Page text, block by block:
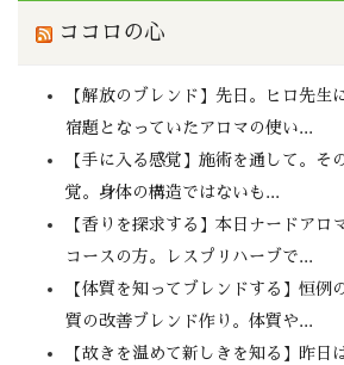
ココロの心
【解放のブレンド】先日。ヒロ先生
宿題となっていたアロマの使い...
【手に入る感覚】施術を通して。そ
覚。身体の構造ではないも...
【香りを探求する】本日ナードアロ
コースの方。レスプリハーブで...
【体質を知ってブレンドする】恒例
質の改善ブレンド作り。体質や...
【故きを温めて新しきを知る】昨日